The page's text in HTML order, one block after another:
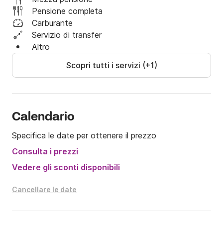
Pensione completa
Carburante
Servizio di transfer
Altro
Scopri tutti i servizi (+1)
Calendario
Specifica le date per ottenere il prezzo
Consulta i prezzi
Vedere gli sconti disponibili
Cancellare le date